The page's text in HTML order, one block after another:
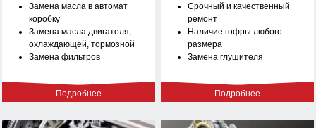
Замена масла в автомат
коробку
Замена масла двигателя,
охлаждающей, тормозной
Замена фильтров
Подробнее
Срочный и качественный
ремонт
Наличие гофры любого
размера
Замена глушителя
Подробнее